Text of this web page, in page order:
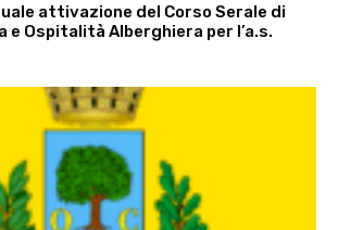
attivazione del Corso Serale di
e Ospitalità Alberghiera per l’a.s.